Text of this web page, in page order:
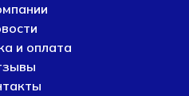
и оплата